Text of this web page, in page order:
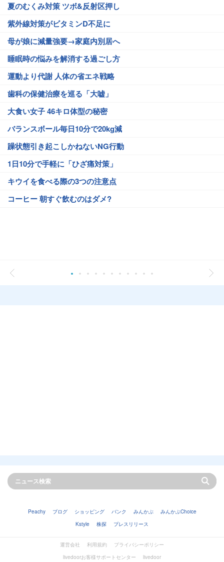
夏のむくみ対策 ツボ&反射区押し
紫外線対策がビタミンD不足に
母が娘に減量強要→家庭内別居へ
睡眠時の悩みを解消する過ごし方
運動より代謝 人体の省エネ戦略
歯科の保健治療を巡る「大嘘」
大食い女子 46キロ体型の秘密
バランスボール毎日10分で20kg減
躁状態引き起こしかねないNG行動
1日10分で手軽に「ひざ痛対策」
キウイを食べる際の3つの注意点
コーヒー 朝すぐ飲むのはダメ?
Peachy ブログ ショッピング バンク みんかぶ
みんかぶChoice
Kstyle
株探 プレスリリース
運営会社 利用規約
プライバシーポリシー
livedoorお客様サポートセンター
livedoor